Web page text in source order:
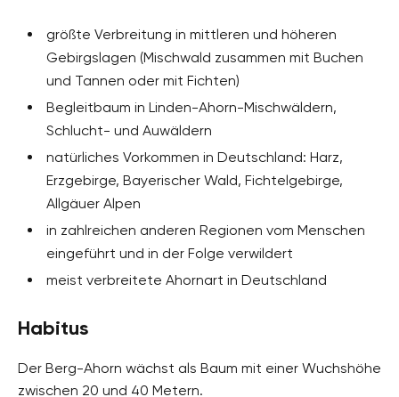
größte Verbreitung in mittleren und höheren
Gebirgslagen (Mischwald zusammen mit Buchen
und Tannen oder mit Fichten)
Begleitbaum in Linden-Ahorn-Mischwäldern,
Schlucht- und Auwäldern
natürliches Vorkommen in Deutschland: Harz,
Erzgebirge, Bayerischer Wald, Fichtelgebirge,
Allgäuer Alpen
in zahlreichen anderen Regionen vom Menschen
eingeführt und in der Folge verwildert
meist verbreitete Ahornart in Deutschland
Habitus
Der Berg-Ahorn wächst als Baum mit einer Wuchshöhe
zwischen 20 und 40 Metern.